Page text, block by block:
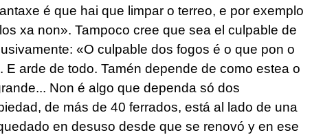
é que hai que limpar o terreo, e por exemplo
xa non». Tampoco cree que sea el culpable de
«O culpable dos fogos é o que pon o
E arde de todo. Tamén depende de como estea o
Non é algo que dependa só dos
de más de 40 ferrados, está al lado de una
en desuso desde que se renovó y en ese